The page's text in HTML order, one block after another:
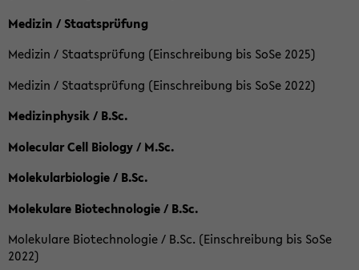
Medizin / Staatsprüfung
Medizin / Staatsprüfung (Einschreibung bis SoSe 2025)
Medizin / Staatsprüfung (Einschreibung bis SoSe 2022)
Medizinphysik / B.Sc.
Molecular Cell Biology / M.Sc.
Molekularbiologie / B.Sc.
Molekulare Biotechnologie / B.Sc.
Molekulare Biotechnologie / B.Sc. (Einschreibung bis SoSe
2022)